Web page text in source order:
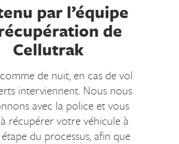
par l’équipe
de
Cellutrak
de nuit, en cas de vol
interviennent. Nous nous
avec la police et vous
récupérer votre véhicule à
du processus, afin que
0
1
2